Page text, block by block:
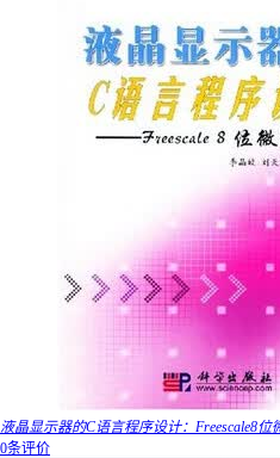
液晶显示器的C语言程序设计：Freescale8位
0条评价